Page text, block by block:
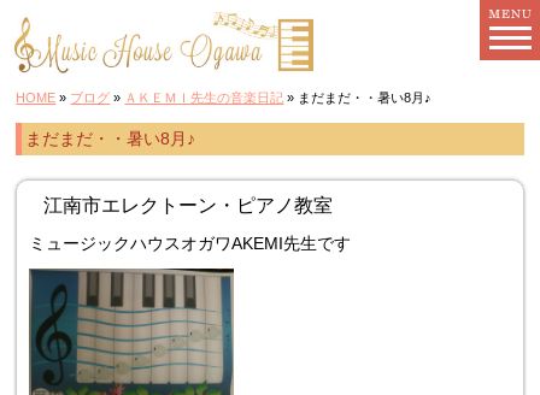
HOME » ブログ » ＡＫＥＭＩ先生の音楽日記 » まだまだ・・暑い8月♪
まだまだ・・暑い8月♪
江南市エレクトーン・ピアノ教室
ミュージックハウスオガワAKEMI先生です